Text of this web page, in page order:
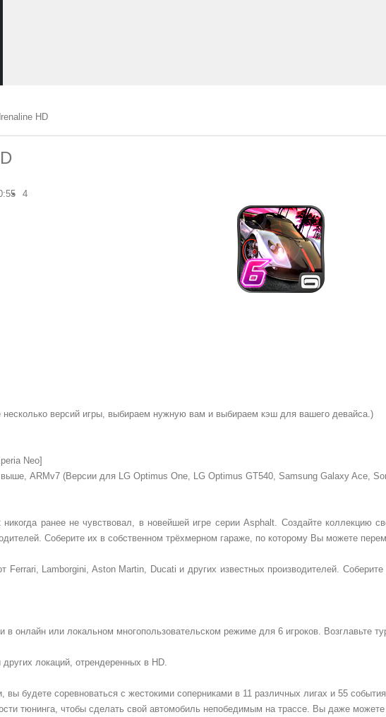
HD
4
несколько версий игры, выбираем нужную вам и выбираем кэш для вашего девайса.)
Neo]
ARMv7 (Версии для LG Optimus One, LG Optimus GT540, Samsung Galaxy Ace,
никогда ранее не чувствовал, в новейшей игре серии Asphalt. Создайте
Соберите их в собственном трёхмерном гараже, по которому Вы можете
Ferrari, Lamborgini, Aston Martin, Ducati и других известных производителей.
в онлайн или локальном многопользовательском режиме для 6 игроков. Возглавьте
локаций, отрендеренных в HD.
вы будете соревноваться с жестокими соперниками в 11 различных лигах и 55
тюнинга, чтобы сделать свой автомобиль непобедимым на трассе. Вы даже